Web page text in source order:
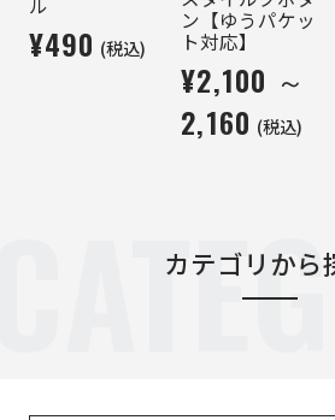
¥490 (税込)
ン【ゆうパケッ
ト対応】
¥2,100 ～
2,160 (税込)
カテゴリから